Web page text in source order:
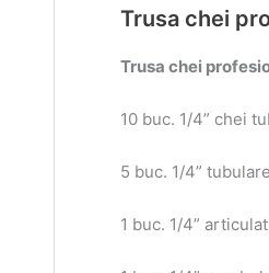
Trusa chei
Trusa chei
10 buc. 1/4” chei
5 buc. 1/4”
1 buc. 1/4”